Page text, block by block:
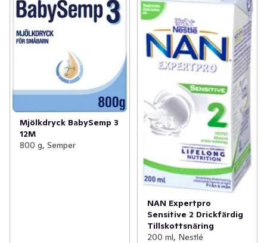
Mjölkdryck BabySemp 3
12M
800 g, Semper
NAN Expertpro
Sensitive 2 Drickfärdig
Tillskottsnäring
200 ml, Nestlé